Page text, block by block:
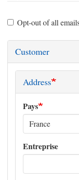
Opt-out of all
Customer
Address
Pays
Entreprise